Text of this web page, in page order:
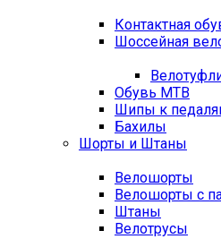
Контактная
Шоссейная
Обувь MTB
Шипы к
Бахилы
Шорты и Штаны
Велошорты
Велошорты с
Штаны
Велотрусы